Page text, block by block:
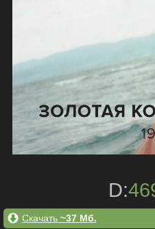
D:
Скачать ~37 Мб.